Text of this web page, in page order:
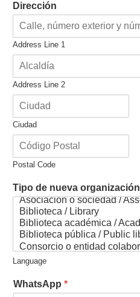
Dirección
Address Line 1
Address Line 2
Ciudad
Postal Code
y
m
b
r
e
s
Tipo de nueva organización
Language
WhatsApp *